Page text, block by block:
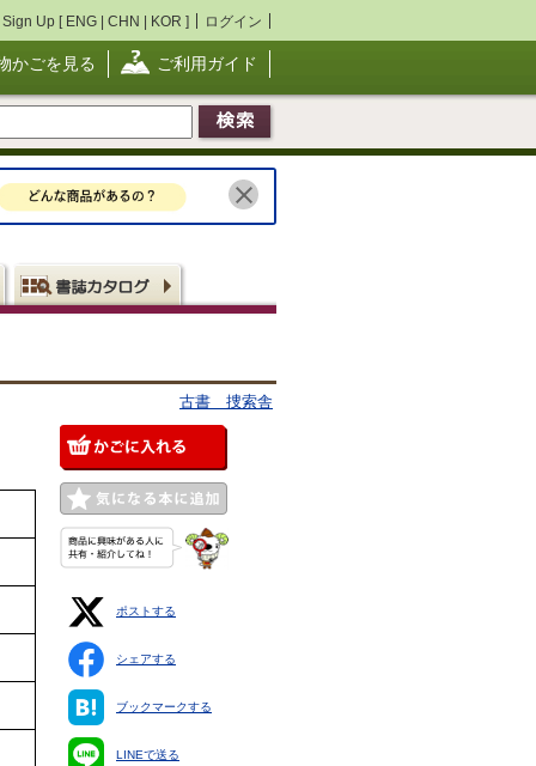
Sign Up [ ENG | CHN | KOR ] ログイン
かごを見る ご利用ガイド
古書 捜索舎
ポストする
シェアする
ブックマークする
LINEで送る